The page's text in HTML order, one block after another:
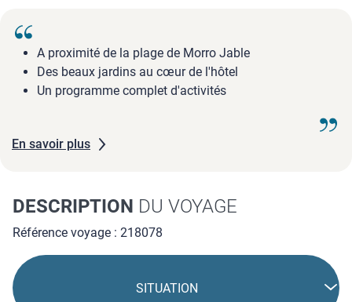
A proximité de la plage de Morro Jable
Des beaux jardins au cœur de l'hôtel
Un programme complet d'activités
En savoir plus
DESCRIPTION DU VOYAGE
Référence voyage : 218078
SITUATION